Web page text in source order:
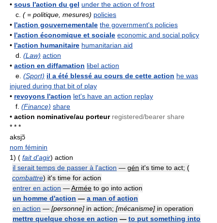
• sous l'action du gel under the action of frost
c. ( = politique, mesures) policies
• l'action gouvernementale the government's policies
• l'action économique et sociale economic and social policy
• l'action humanitaire humanitarian aid
d. (Law) action
• action en diffamation libel action
e. (Sport) il a été blessé au cours de cette action he was
injured during that bit of play
• revoyons l'action let's have an action replay
f. (Finance) share
• action nominative/au porteurregistered/bearer share
* * *
aksjɔ̃
nom féminin
1) ( fait d'agir) action
il serait temps de passer à l'action — gén it's time to act; (
combattre) it's time for action
entrer en action —Armée to go into action
un homme d'action — a man of action
en action — [personne] in action; [mécanisme] in operation
mettre quelque chose en action — to put something into